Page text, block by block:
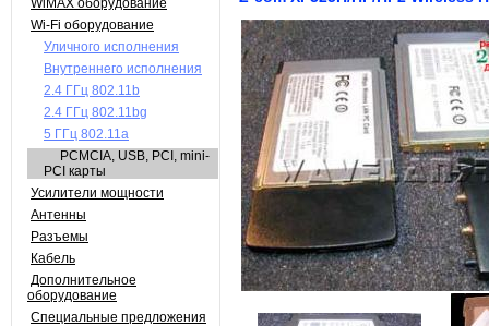
WiMAX оборудование
Wi-Fi оборудование
Уличного исполнения
Внутреннего исполнения
2.4 ГГц 802.11b
2.4 ГГц 802.11bg
5 ГГц 802.11a
PCMCIA, USB, PCI, mini-
PCI карты
Усилители мощности
Антенны
Разъемы
Кабель
Дополнительное
оборудование
Специальные предложения